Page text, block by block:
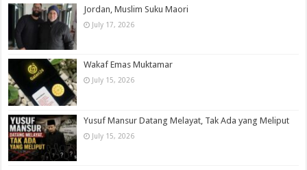
Jordan, Muslim Suku Maori
July 17, 2026
Wakaf Emas Muktamar
July 15, 2026
Yusuf Mansur Datang Melayat, Tak Ada yang Meliput
July 15, 2026